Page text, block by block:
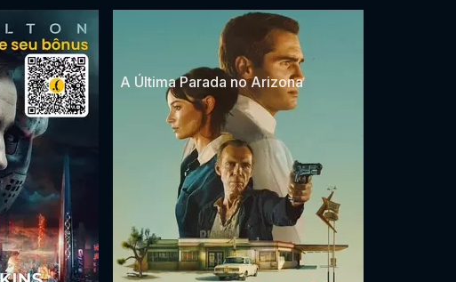
A Última Parada no Arizona